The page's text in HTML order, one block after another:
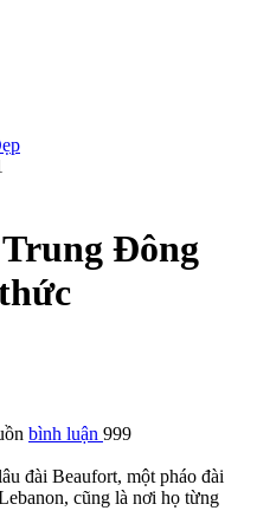
Đông
bình luận 999
đài Beaufort, một pháo đài
cũng là nơi họ từng